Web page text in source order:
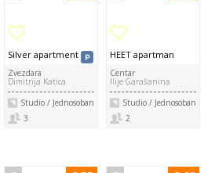
Silver apartment
Zvezdara
Dimitrija Katica
Studio / Jednosoban
3
HEET apartman
Centar
Ilije Garašanina
Studio / Jednosoban
2